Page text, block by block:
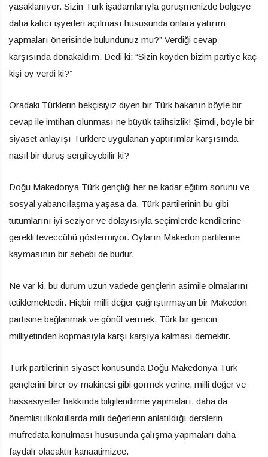
yasaklanıyor. Sizin Türk işadamlarıyla görüşmenizde bölgeye
daha kalıcı işyerleri açılması hususunda onlara yatırım
yapmaları önerisinde bulundunuz mu?” Verdiği cevap
karşısında donakaldım. Dedi ki: “Sizin köyden bizim partiye kaç
kişi oy verdi ki?”
Oradaki Türklerin bekçisiyiz diyen bir Türk bakanın böyle bir
cevap ile imtihan olunması ne büyük talihsizlik! Şimdi, böyle bir
siyaset anlayışı Türklere uygulanan yaptırımlar karşısında
nasıl bir duruş sergileyebilir ki?
Doğu Makedonya Türk gençliği her ne kadar eğitim sorunu ve
sosyal yabancılaşma yaşasa da, Türk partilerinin bu gibi
tutumlarını iyi seziyor ve dolayısıyla seçimlerde kendilerine
gerekli teveccühü göstermiyor. Oyların Makedon partilerine
kaymasının bir sebebi de budur.
Ne var ki, bu durum uzun vadede gençlerin asimile olmalarını
tetiklemektedir. Hiçbir milli değer çağrıştırmayan bir Makedon
partisine bağlanmak ve gönül vermek, Türk bir gencin
milliyetinden kopmasıyla karşı karşıya kalması demektir.
Türk partilerinin siyaset konusunda Doğu Makedonya Türk
gençlerini birer oy makinesi gibi görmek yerine, milli değer ve
hassasiyetler hakkında bilgilendirme yapmaları, daha da
önemlisi ilkokullarda milli değerlerin anlatıldığı derslerin
müfredata konulması hususunda çalışma yapmaları daha
faydalı olacaktır kanaatimizce.